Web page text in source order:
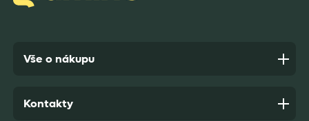
Vše o nákupu
Kontakty